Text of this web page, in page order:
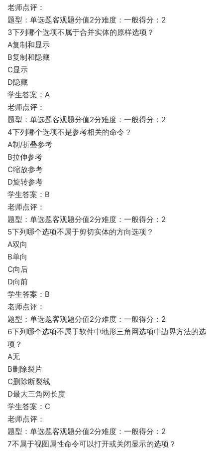
老师点评：
题型：单选题客观题分值2分难度：一般得分：2
3下列哪个选项不属于合并实体的原样选项？
A复制和显示
B复制和隐藏
C显示
D隐藏
学生答案：A
老师点评：
题型：单选题客观题分值2分难度：一般得分：2
4下列哪个选项不是参考相关的命令？
A制/折叠参考
B拉伸参考
C缩放参考
D旋转参考
学生答案：B
老师点评：
题型：单选题客观题分值2分难度：一般得分：2
5下列哪个选项不属于剪切实体的方向选项？
A双向
B单向
C向后
D向前
学生答案：B
老师点评：
题型：单选题客观题分值2分难度：一般得分：2
6下列哪个选项不属于软件中地形三角网选项中边界方法的选
项？
A无
B删除裂片
C删除断裂线
D最大三角网长度
学生答案：C
老师点评：
题型：单选题客观题分值2分难度：一般得分：2
7不属于视图属性命令可以打开或关闭显示的选项？